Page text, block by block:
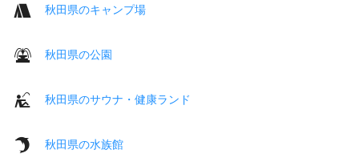
秋田県のキャンプ場
秋田県の公園
秋田県のサウナ・健康ランド
秋田県の水族館